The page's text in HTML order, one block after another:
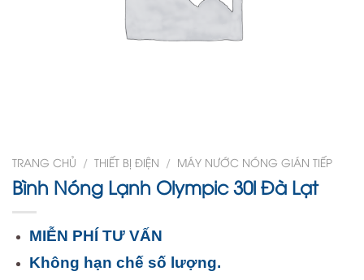
TRANG CHỦ / THIẾT BỊ ĐIỆN / MÁY NƯỚC NÓNG GIÁN TIẾP
Bình Nóng Lạnh Olympic 30l Đà Lạt
MIỄN PHÍ TƯ VẤN
Không hạn chế số lượng.